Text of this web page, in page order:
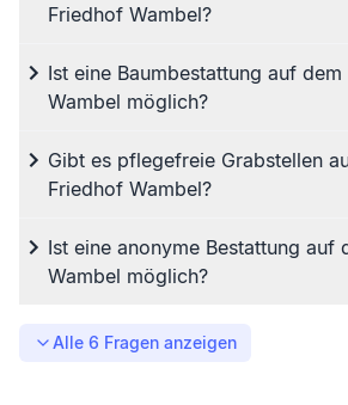
Friedhof Wambel?
Ist eine Baumbestattung auf
Wambel möglich?
Gibt es pflegefreie Grabstellen
Friedhof Wambel?
Ist eine anonyme Bestattung auf
Wambel möglich?
Alle 6 Fragen anzeigen